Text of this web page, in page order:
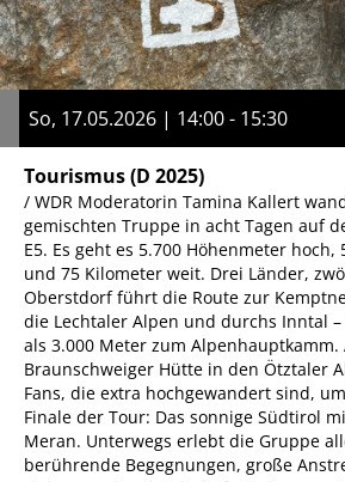
So, 17.05.2026 | 14:00 - 15:30
Tourismus(D 2025)
/ WDR Moderatorin Tamina Kallert
gemischten Truppe in acht Tagen auf
E5. Es geht es 5.700 Höhenmeter
und 75 Kilometer weit. Drei Länder,
Oberstdorf führt die Route zur
die Lechtaler Alpen und durchs Inntal
als 3.000 Meter zum Alpenhauptkamm.
Braunschweiger Hütte in den Ötztaler
Fans, die extra hochgewandert sind,
Finale der Tour: Das sonnige Südtirol
Meran. Unterwegs erlebt die Gruppe
berührende Begegnungen, große